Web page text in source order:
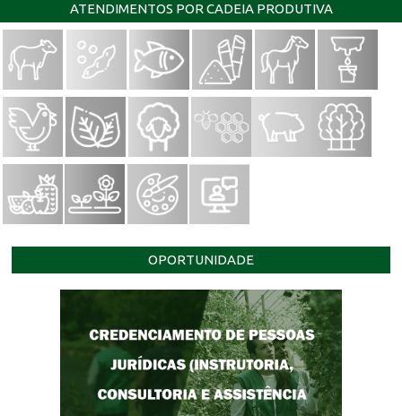
ATENDIMENTOS POR CADEIA PRODUTIVA
OPORTUNIDADE